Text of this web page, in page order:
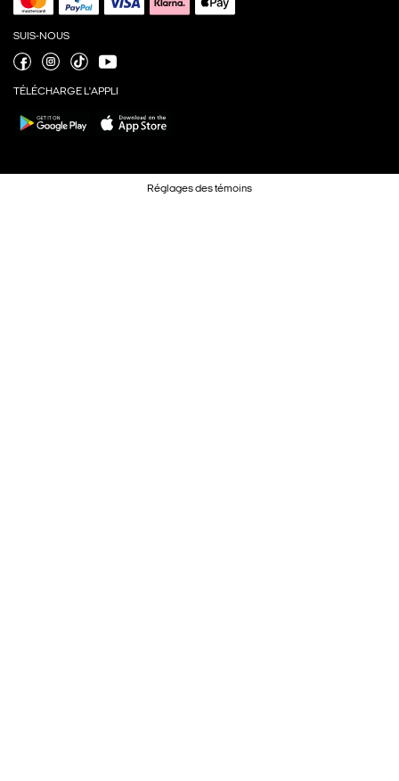
SUIS-NOUS
TÉLÉCHARGE L'APPLI
Réglages des témoins